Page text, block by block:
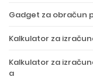
Gadget za obračun
Kalkulator za
Kalkulator za
a